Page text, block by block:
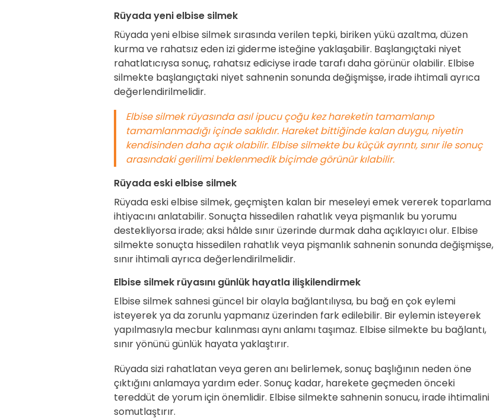
Rüyada yeni elbise silmek
Rüyada yeni elbise silmek sırasında verilen tepki, biriken yükü azaltma, düzen
kurma ve rahatsız eden izi giderme isteğine yaklaşabilir. Başlangıçtaki niyet
rahatlatıcıysa sonuç, rahatsız ediciyse irade tarafı daha görünür olabilir. Elbise
silmekte başlangıçtaki niyet sahnenin sonunda değişmişse, irade ihtimali ayrıca
değerlendirilmelidir.
Elbise silmek rüyasında asıl ipucu çoğu kez hareketin tamamlanıp
tamamlanmadığı içinde saklıdır. Hareket bittiğinde kalan duygu, niyetin
kendisinden daha açık olabilir. Elbise silmekte bu küçük ayrıntı, sınır ile sonuç
arasındaki gerilimi beklenmedik biçimde görünür kılabilir.
Rüyada eski elbise silmek
Rüyada eski elbise silmek, geçmişten kalan bir meseleyi emek vererek toparlama
ihtiyacını anlatabilir. Sonuçta hissedilen rahatlık veya pişmanlık bu yorumu
destekliyorsa irade; aksi hâlde sınır üzerinde durmak daha açıklayıcı olur. Elbise
silmekte sonuçta hissedilen rahatlık veya pişmanlık sahnenin sonunda değişmişse,
sınır ihtimali ayrıca değerlendirilmelidir.
Elbise silmek rüyasını günlük hayatla ilişkilendirmek
Elbise silmek sahnesi güncel bir olayla bağlantılıysa, bu bağ en çok eylemi
isteyerek ya da zorunlu yapmanız üzerinden fark edilebilir. Bir eylemin isteyerek
yapılmasıyla mecbur kalınması aynı anlamı taşımaz. Elbise silmekte bu bağlantı,
sınır yönünü günlük hayata yaklaştırır.
Rüyada sizi rahatlatan veya geren anı belirlemek, sonuç başlığının neden öne
çıktığını anlamaya yardım eder. Sonuç kadar, harekete geçmeden önceki
tereddüt de yorum için önemlidir. Elbise silmekte sahnenin sonucu, irade ihtimalini
somutlaştırır.